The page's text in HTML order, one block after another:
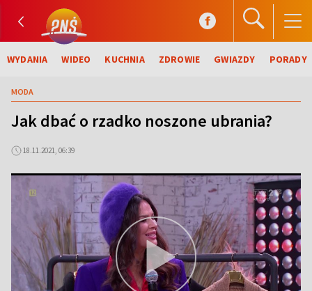
WYDANIA WIDEO KUCHNIA ZDROWIE GWIAZDY PORADY
MODA
Jak dbać o rzadko noszone ubrania?
18.11.2021, 06:39